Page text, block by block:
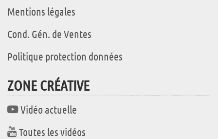
Mentions légales
Cond. Gén. de Ventes
Politique protection données
ZONE CRÉATIVE
Vidéo actuelle
Toutes les vidéos